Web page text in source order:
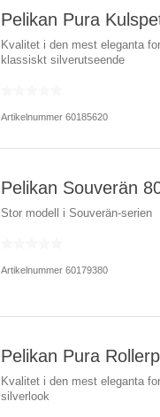
Pelikan Pura
Kvalitet i den mest eleganta
klassiskt silverutseende
Artikelnummer 60185620
Pelikan Souverän
Stor modell i Souverän-serien
Artikelnummer 60179380
Pelikan Pura
Kvalitet i den mest eleganta
silverlook